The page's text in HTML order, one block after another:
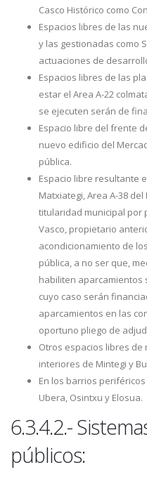
Casco Histórico como
Espacios libres de las
y las gestionadas como
actuaciones de
Espacios libres de las
estar el Area A-22
se ejecuten serán de
Espacio libre del frente
nuevo edificio del
pública.
Espacio libre resultante
Matxiategi, Area A-38
titularidad municipal por
Vasco, propietario
acondicionamiento de
pública, a no ser que,
habiliten aparcamientos
cuyo caso serán
aparcamientos en las
oportuno pliego de
Otros espacios libres
interiores de Mintegi y
En los barrios
Ubera, Osintxu y Elosua.
6.3.4.2.-
públicos: